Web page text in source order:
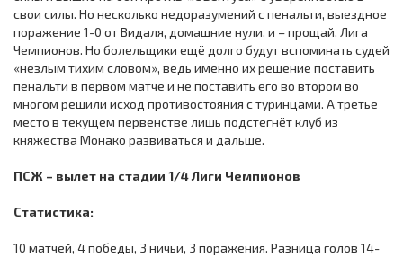
свои силы. Но несколько недоразумений с пенальти, выездное
поражение 1-0 от Видаля, домашние нули, и – прощай, Лига
Чемпионов. Но болельщики ещё долго будут вспоминать судей
«незлым тихим словом», ведь именно их решение поставить
пенальти в первом матче и не поставить его во втором во
многом решили исход противостояния с туринцами. А третье
место в текущем первенстве лишь подстегнёт клуб из
княжества Монако развиваться и дальше.
ПСЖ – вылет на стадии 1/4 Лиги Чемпионов
Статистика:
10 матчей, 4 победы, 3 ничьи, 3 поражения. Разница голов 14-